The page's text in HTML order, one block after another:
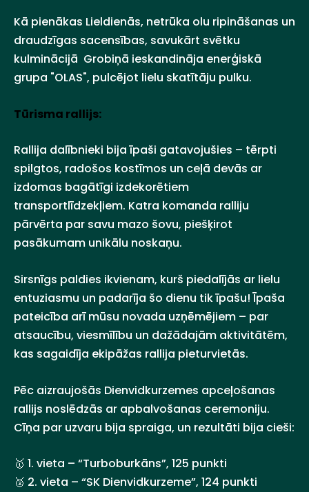
Kā pienākas Lieldienās, netrūka olu ripināšanas un
draudzīgas sacensības, savukārt svētku
kulminācijā Grobiņā ieskandināja enerģiskā
grupa "OLAS", pulcējot lielu skatītāju pulku.
Tūrisma rallijs:
Rallija dalībnieki bija īpaši gatavojušies – tērpti
spilgtos, radošos kostīmos un ceļā devās ar
izdomas bagātīgi izdekorētiem
transportlīdzekļiem. Katra komanda ralliju
pārvērta par savu mazo šovu, piešķirot
pasākumam unikālu noskaņu.
Sirsnīgs paldies ikvienam, kurš piedalījās ar lielu
entuziasmu un padarīja šo dienu tik īpašu! Īpaša
pateicība arī mūsu novada uzņēmējiem – par
atsaucību, viesmīlību un dažādajām aktivitātēm,
kas sagaidīja ekipāžas rallija pieturvietās.
Pēc aizraujošās Dienvidkurzemes apceļošanas
rallijs noslēdzās ar apbalvošanas ceremoniju.
Cīņa par uzvaru bija spraiga, un rezultāti bija cieši:
🥇 1. vieta – “Turboburkāns”, 125 punkti
🥈 2. vieta – “SK Dienvidkurzeme”, 124 punkti